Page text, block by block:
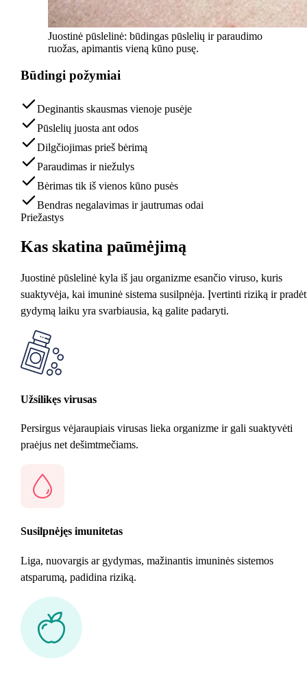
Juostinė pūslelinė: būdingas pūslelių ir paraudimo
ruožas, apimantis vieną kūno pusę.
Būdingi požymiai
Deginantis skausmas vienoje pusėje
Pūslelių juosta ant odos
Dilgčiojimas prieš bėrimą
Paraudimas ir niežulys
Bėrimas tik iš vienos kūno pusės
Bendras negalavimas ir jautrumas odai
Priežastys
Kas skatina paūmėjimą
Juostinė pūslelinė kyla iš jau organizme esančio viruso, kuris
suaktyvėja, kai imuninė sistema susilpnėja. Įvertinti riziką ir
gydymą laiku yra svarbiausia, ką galite padaryti.
Užsilikęs virusas
Persirgus vėjaraupiais virusas lieka organizme ir gali suaktyvėti
praėjus net dešimtmečiams.
Susilpnėjęs imunitetas
Liga, nuovargis ar gydymas, mažinantis imuninės sistemos
atsparumą, padidina riziką.